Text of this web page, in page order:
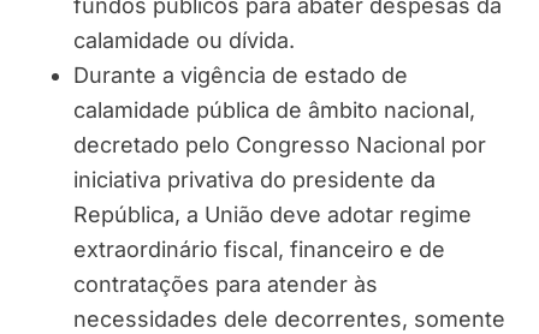
fundos públicos para abater despesas da
calamidade ou dívida.
Durante a vigência de estado de
calamidade pública de âmbito nacional,
decretado pelo Congresso Nacional por
iniciativa privativa do presidente da
República, a União deve adotar regime
extraordinário fiscal, financeiro e de
contratações para atender às
necessidades dele decorrentes, somente